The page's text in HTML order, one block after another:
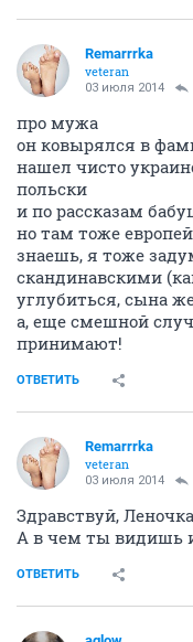
ОТВЕТИТЬ
veteran
03 июля 2014
про мужа
он ковырялся в
нашел чисто
польски
и по рассказам
но там тоже
знаешь, я тоже
скандинавскими
углубиться, сына же
а, еще смешной
ОТВЕТИТЬ
veteran
03 июля 2014
Здравствуй, Леночка!
ОТВЕТИТЬ